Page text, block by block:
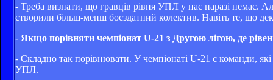
- Треба визнати, що гравців рівня УПЛ у нас наразі немає.
створили більш-менш боєздатний колектив. Навіть те, що
- Якщо порівняти чемпіонат U-21 з Другою лігою, де
- Складно так порівнювати. У чемпіонаті U-21 є команди,
УПЛ.